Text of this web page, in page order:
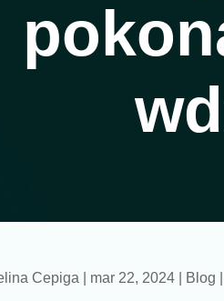
Cepiga mar 22, 2024 Blog